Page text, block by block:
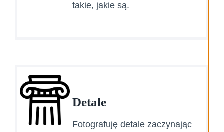
takie, jakie są.
Detale
Fotografuję detale zaczynając